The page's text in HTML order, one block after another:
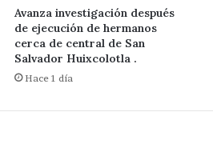
Avanza investigación después
de ejecución de hermanos
cerca de central de San
Salvador Huixcolotla .
Hace 1 día